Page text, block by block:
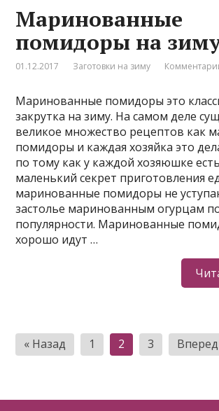
Маринованные
помидоры на
01.12.2017 Заготовки на зиму
Маринованные помидоры это
закрутка на зиму. На самом деле
великое множество рецептов как
помидоры и каждая хозяйка это
по тому как у каждой хозяюшке
маленький секрет приготовления
маринованные помидоры не
застолье маринованным огурцам
популярности. Маринованные
хорошо идут …
Пагинация
записей
« Назад 1 2 3 Вперед